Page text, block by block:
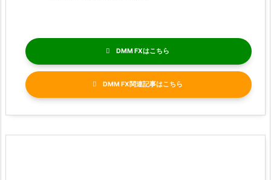
DMM FX
DMM FX関連記事